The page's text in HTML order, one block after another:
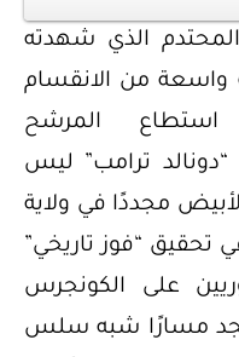
الذي شهدته
واسعة من الانقسام
استطاع المرشح
ترامب” ليس
مجددًا في ولاية
تحقيق “فوز تاريخي”
على الكونجرس
مسارًا شبه سلس